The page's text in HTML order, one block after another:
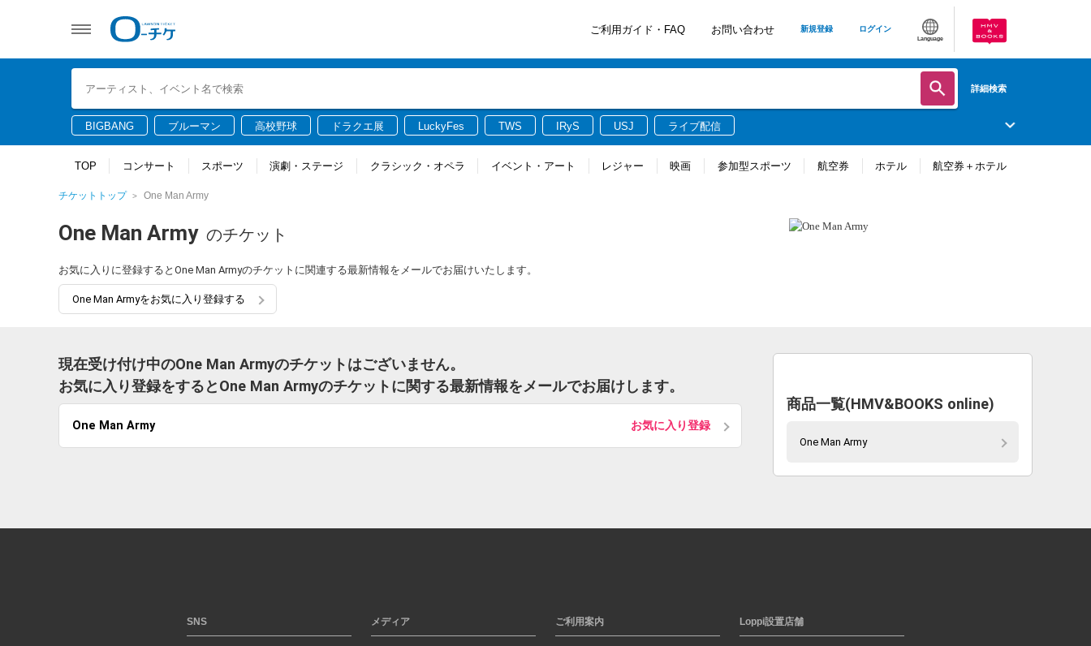
ご利用ガイド・FAQ お問い合わせ 新規登録 ログイン
Language
詳細検索
BIGBANG ブルーマン 高校野球 ドラクエ展 LuckyFes TWS IRyS USJ ライブ配信
TOP コンサート スポーツ 演劇・ステージ クラシック・オペラ イベント・アート レジャー 映画 参加型スポーツ 航空券 ホテル 航空券＋ホテル
チケットトップ One Man Army
One Man Army のチケット
お気に入りに登録するとOne Man Armyのチケットに関連する最新情報をメールでお届けいたします。
One Man Armyをお気に入り登録する
現在受け付け中のOne Man Armyのチケットはございません。
お気に入り登録をするとOne Man Armyのチケットに関する最新情報をメールでお届けします。
One Man Army お気に入り登録
商品一覧(HMV&BOOKS online)
One Man Army
SNS メディア ご利用案内 Loppi設置店舗